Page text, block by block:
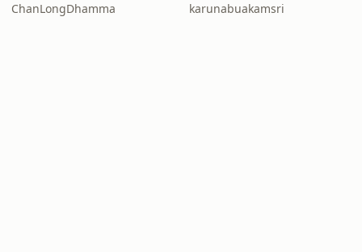
ChanLongDhamma karunabuakamsri